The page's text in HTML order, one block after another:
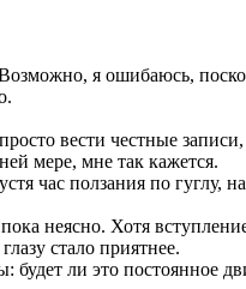
я ошибаюсь,
вести честные
мере, мне так кажется.
час ползания по гуглу,
неясно. Хотя
стало приятнее.
ли это постоянное